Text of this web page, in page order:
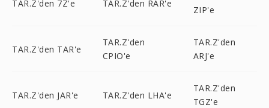
TAR.Z'den 7Z'e TAR.Z'den RAR'e
ZIP'e
TAR.Z'den TAR'e
TAR.Z'den
CPIO'e
TAR.Z'den
ARJ'e
TAR.Z'den JAR'e TAR.Z'den LHA'e
TAR.Z'den
TGZ'e